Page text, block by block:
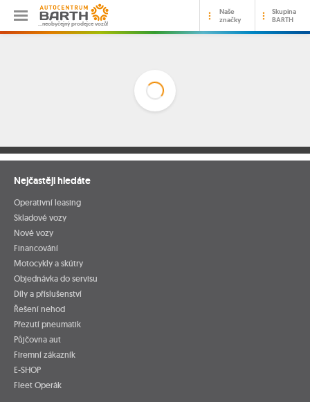
…neobyčejný prodejce vozů!
Naše
značky
Skupina
BARTH
Nejčastěji hledáte
Operativní leasing
Skladové vozy
Nové vozy
Financování
Motocykly a skútry
Objednávka do servisu
Díly a příslušenství
Řešení nehod
Přezutí pneumatik
Půjčovna aut
Firemní zákazník
E-SHOP
Fleet Operák